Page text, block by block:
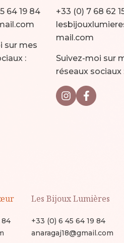
64 19 84
sur mes
:
+33 (0) 7 68 62
mail.com
Suivez-moi sur
réseaux sociaux
84
Les Bijoux Lumières
+33 (0) 6 45 64 19 84
anaragaj18@gmail.com